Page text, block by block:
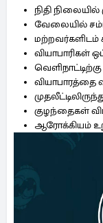
நிதி
வேலையில்
மற்றவர்களிடம்
வியாபாரிகள்
வியாபாரத்தை
குழந்தைகள்
ஆரோக்கியம்